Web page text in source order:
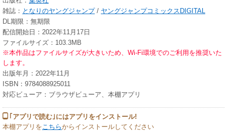
雑誌： となりのヤングジャンプ/ ヤングジャンプコミックスDIGITAL
DL期限：無期限
配信開始日：2022年11月17日
ファイルサイズ：103.3MB
※本作品はファイルサイズが大きいため、Wi-Fi環境でのご利用を推奨いた
します。
出版年月：2022年11月
ISBN：9784088925011
対応ビューア：ブラウザビューア、本棚アプリ
｢アプリで読む｣にはアプリをインストール!
本棚アプリを こちらからインストールしてください